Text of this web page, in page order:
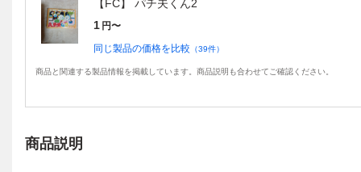
【FC】 パチ夫くん2
1 円〜
同じ製品の価格を比較 （39件）
商品と関連する製品情報を掲載しています。商品説明も合わせてご確認ください。
商品説明